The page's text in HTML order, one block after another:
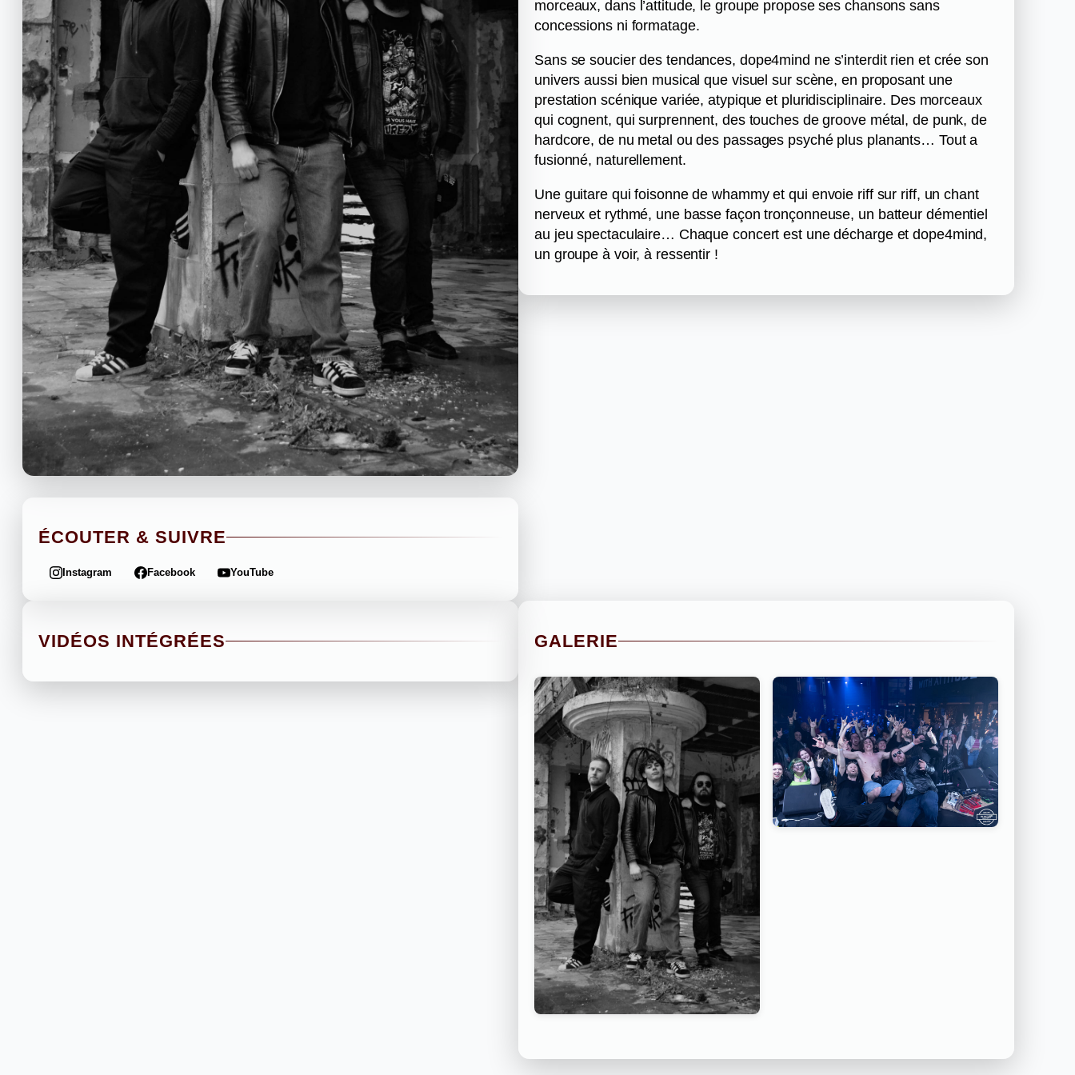
ÉCOUTER & SUIVRE
Instagram Facebook YouTube
morceaux, dans l’attitude, le groupe propose ses chansons sans
concessions ni formatage.
Sans se soucier des tendances, dope4mind ne s’interdit rien et crée son
univers aussi bien musical que visuel sur scène, en proposant une
prestation scénique variée, atypique et pluridisciplinaire. Des morceaux
qui cognent, qui surprennent, des touches de groove métal, de punk, de
hardcore, de nu metal ou des passages psyché plus planants… Tout a
fusionné, naturellement.
Une guitare qui foisonne de whammy et qui envoie riff sur riff, un chant
nerveux et rythmé, une basse façon tronçonneuse, un batteur démentiel
au jeu spectaculaire… Chaque concert est une décharge et dope4mind,
un groupe à voir, à ressentir !
VIDÉOS INTÉGRÉES GALERIE